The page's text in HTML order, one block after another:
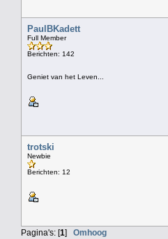
PaulBKadett
Full Member
Berichten: 142
Geniet van het Leven...
trotski
Newbie
Berichten: 12
Pagina's: [1] Omhoog